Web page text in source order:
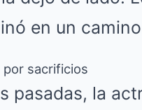
en un
por sacrificios
pasadas, la